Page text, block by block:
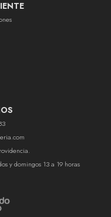
y domingos 13 a 19 horas